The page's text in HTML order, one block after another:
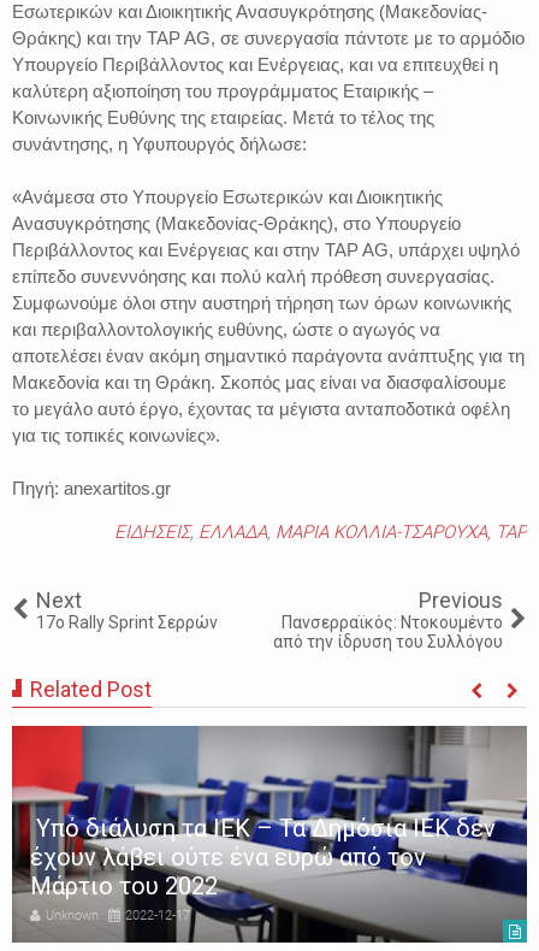
Εσωτερικών και Διοικητικής Ανασυγκρότησης (Μακεδονίας-
Θράκης) και την TAP AG, σε συνεργασία πάντοτε με το αρμόδιο
Υπουργείο Περιβάλλοντος και Ενέργειας, και να επιτευχθεί η
καλύτερη αξιοποίηση του προγράμματος Εταιρικής –
Κοινωνικής Ευθύνης της εταιρείας. Μετά το τέλος της
συνάντησης, η Υφυπουργός δήλωσε:
«Ανάμεσα στο Υπουργείο Εσωτερικών και Διοικητικής
Ανασυγκρότησης (Μακεδονίας-Θράκης), στο Υπουργείο
Περιβάλλοντος και Ενέργειας και στην TAP AG, υπάρχει υψηλό
επίπεδο συνεννόησης και πολύ καλή πρόθεση συνεργασίας.
Συμφωνούμε όλοι στην αυστηρή τήρηση των όρων κοινωνικής
και περιβαλλοντολογικής ευθύνης, ώστε ο αγωγός να
αποτελέσει έναν ακόμη σημαντικό παράγοντα ανάπτυξης για τη
Μακεδονία και τη Θράκη. Σκοπός μας είναι να διασφαλίσουμε
το μεγάλο αυτό έργο, έχοντας τα μέγιστα ανταποδοτικά οφέλη
για τις τοπικές κοινωνίες».
Πηγή: anexartitos.gr
ΕΙΔΗΣΕΙΣ, ΕΛΛΑΔΑ, ΜΑΡΙΑ ΚΟΛΛΙΑ-ΤΣΑΡΟΥΧΑ, TAP
Next
17o Rally Sprint Σερρών
Previous
Πανσερραϊκός: Ντοκουμέντο
από την ίδρυση του Συλλόγου
Related Post
Υπό διάλυση τα ΙΕΚ – Τα Δημόσια ΙΕΚ δεν
έχουν λάβει ούτε ένα ευρώ από τον
Μάρτιο του 2022
Unknown 2022-12-17